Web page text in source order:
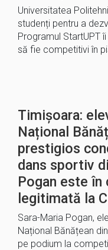
Universitatea
studenți pentru a
Programul StartUPT
să fie competitivi în
Timișoara:
Național
prestigios
dans sportiv
Pogan este în
legitimată la
Sara-Maria Pogan,
Național Bănățean
pe podium la